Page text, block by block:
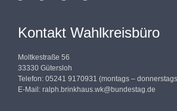
Kontakt Wahlkreisbüro
Moltkestraße 56
33330 Gütersloh
Telefon: 05241 9170931 (montags –
E-Mail: ralph.brinkhaus.wk@bundestag.de